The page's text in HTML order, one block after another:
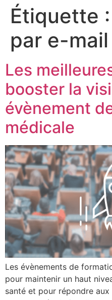
Étiquette :
par e-mail
Les
booster la
évènement
médicale
Les évènements de
pour maintenir un haut
santé et pour répondre